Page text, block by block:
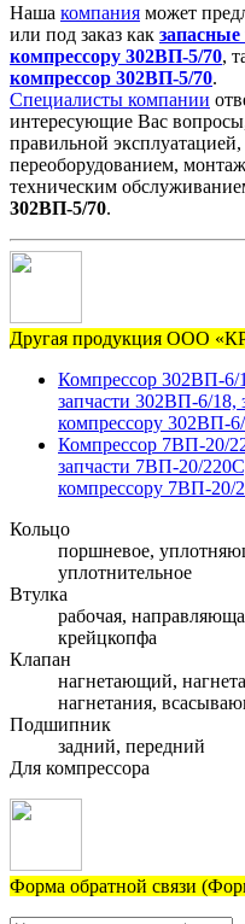
Наша компания может
или под заказ как запасные
компрессору 302ВП-5/70,
компрессор 302ВП-5/70.
Специалисты компании
интересующие Вас
правильной эксплуатацией,
переоборудованием,
техническим
302ВП-5/70.
Другая продукция ООО
Компрессор 302ВП-6/
запчасти 302ВП-6/18,
компрессору 302ВП-
Компрессор 7ВП-20/
запчасти 7ВП-20/
компрессору 7ВП-20/
Кольцо
поршневое,
уплотнительное
Втулка
рабочая,
крейцкопфа
Клапан
нагнетающий,
нагнетания,
Подшипник
задний, передний
Для компрессора
Форма обратной связи